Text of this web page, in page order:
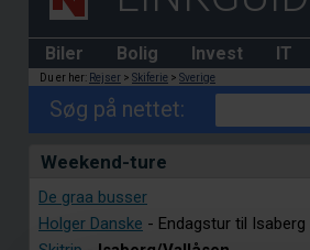
Biler Bolig Invest IT
Du er her: Rejser > Skiferie > Sverige
Søg på nettet:
Weekend-ture
De graa busser
Holger Danske - Endagstur til Isaberg